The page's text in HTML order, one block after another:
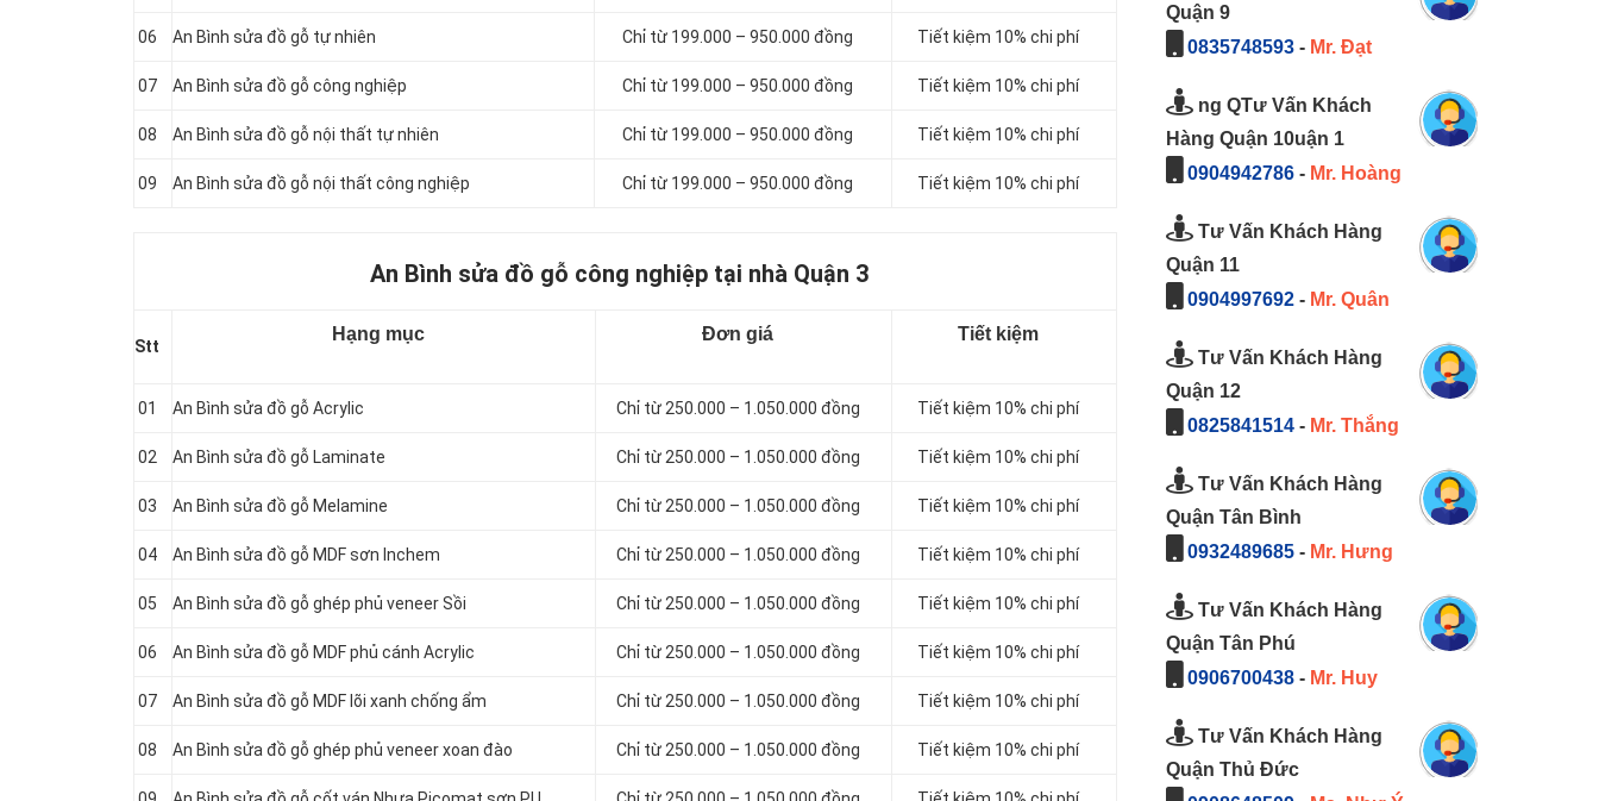
06 An Bình sửa đồ gỗ tự nhiên Chỉ từ 199.000 – 950.000 đồng Tiết kiệm 10% chi phí
07 An Bình sửa đồ gỗ công nghiệp Chỉ từ 199.000 – 950.000 đồng Tiết kiệm 10% chi phí
08 An Bình sửa đồ gỗ nội thất tự nhiên Chỉ từ 199.000 – 950.000 đồng Tiết kiệm 10% chi phí
09 An Bình sửa đồ gỗ nội thất công nghiệp Chỉ từ 199.000 – 950.000 đồng Tiết kiệm 10% chi phí
An Bình sửa đồ gỗ công nghiệp tại nhà Quận 3
Stt
Hạng mục Đơn giá Tiết kiệm
01 An Bình sửa đồ gỗ Acrylic Chỉ từ 250.000 – 1.050.000 đồng Tiết kiệm 10% chi phí
02 An Bình sửa đồ gỗ Laminate Chỉ từ 250.000 – 1.050.000 đồng Tiết kiệm 10% chi phí
03 An Bình sửa đồ gỗ Melamine Chỉ từ 250.000 – 1.050.000 đồng Tiết kiệm 10% chi phí
04 An Bình sửa đồ gỗ MDF sơn Inchem Chỉ từ 250.000 – 1.050.000 đồng Tiết kiệm 10% chi phí
05 An Bình sửa đồ gỗ ghép phủ veneer Sồi Chỉ từ 250.000 – 1.050.000 đồng Tiết kiệm 10% chi phí
06 An Bình sửa đồ gỗ MDF phủ cánh Acrylic Chỉ từ 250.000 – 1.050.000 đồng Tiết kiệm 10% chi phí
07 An Bình sửa đồ gỗ MDF lõi xanh chống ẩm Chỉ từ 250.000 – 1.050.000 đồng Tiết kiệm 10% chi phí
08 An Bình sửa đồ gỗ ghép phủ veneer xoan đào Chỉ từ 250.000 – 1.050.000 đồng Tiết kiệm 10% chi phí
Quận 9
0835748593- Mr. Đạt
ng QTư Vấn Khách
Hàng Quận 10uận 1
0904942786- Mr. Hoàng
Tư Vấn Khách Hàng
Quận 11
0904997692- Mr. Quân
Tư Vấn Khách Hàng
Quận 12
0825841514- Mr. Thắng
Tư Vấn Khách Hàng
Quận Tân Bình
0932489685- Mr. Hưng
Tư Vấn Khách Hàng
Quận Tân Phú
0906700438- Mr. Huy
Tư Vấn Khách Hàng
Quận Thủ Đức